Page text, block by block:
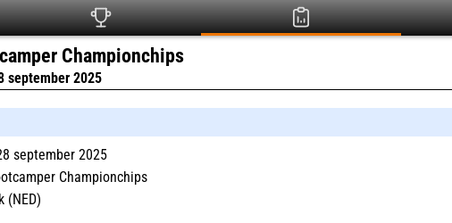
Championchips
september 2025
september 2025
Championchips
(NED)